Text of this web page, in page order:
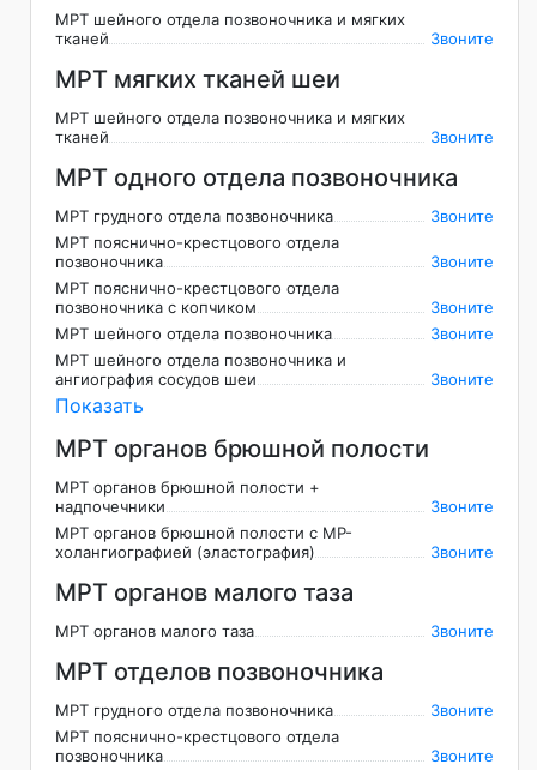
МРТ шейного отдела позвоночника и мягких
тканей
Звоните
МРТ мягких тканей шеи
МРТ шейного отдела позвоночника и мягких
тканей
Звоните
МРТ одного отдела позвоночника
МРТ грудного отдела позвоночника
Звоните
МРТ пояснично-крестцового отдела
позвоночника
Звоните
МРТ пояснично-крестцового отдела
позвоночника с копчиком
Звоните
МРТ шейного отдела позвоночника
Звоните
МРТ шейного отдела позвоночника и
ангиография сосудов шеи
Звоните
Показать
МРТ органов брюшной полости
МРТ органов брюшной полости +
надпочечники
Звоните
МРТ органов брюшной полости с МР-
холангиографией (эластография)
Звоните
МРТ органов малого таза
МРТ органов малого таза Звоните
МРТ отделов позвоночника
МРТ грудного отдела позвоночника
Звоните
МРТ пояснично-крестцового отдела
позвоночника
Звоните